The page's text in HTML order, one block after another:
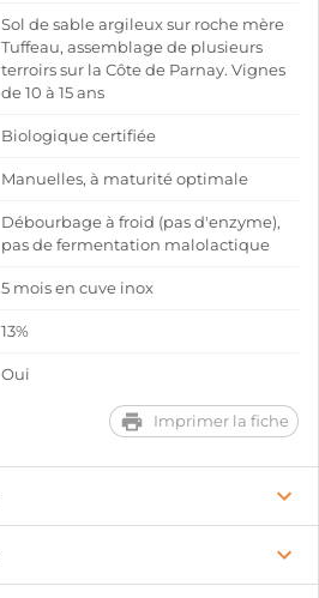
Sol de sable argileux sur roche mère
Tuffeau, assemblage de plusieurs
terroirs sur la Côte de Parnay. Vignes
de 10 à 15 ans
Biologique certifiée
Manuelles, à maturité optimale
Débourbage à froid (pas d'enzyme),
pas de fermentation malolactique
5 mois en cuve inox
13%
Oui
Imprimer la fiche